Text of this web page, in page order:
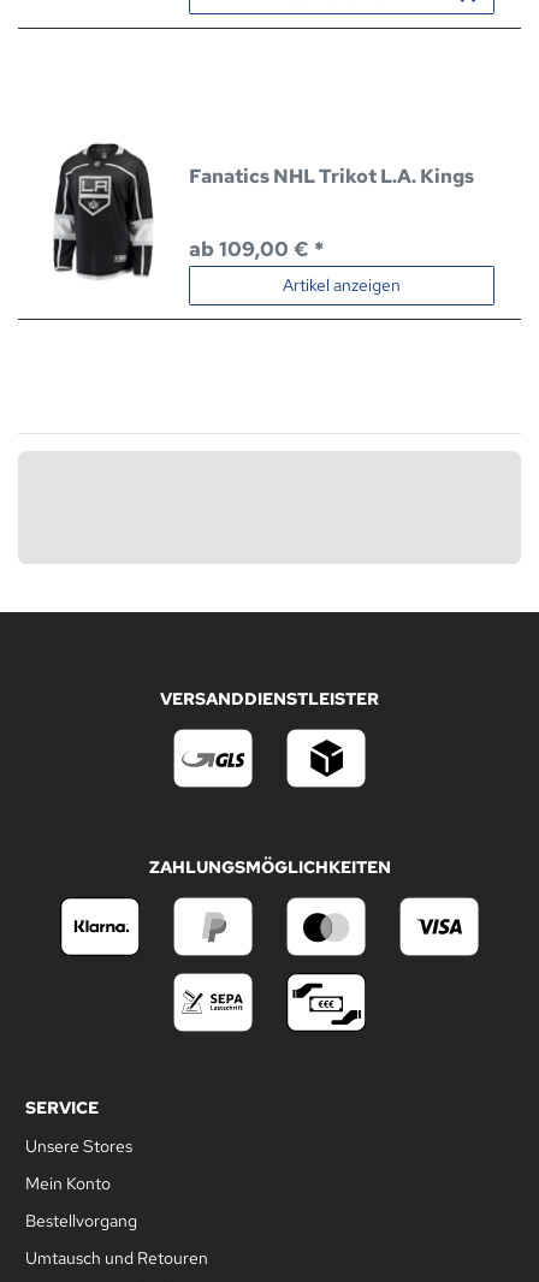
Fanatics NHL Trikot L.A. Kings
ab 109,00 € *
Artikel anzeigen
VERSANDDIENSTLEISTER
ZAHLUNGSMÖGLICHKEITEN
SERVICE
Unsere Stores
Mein Konto
Bestellvorgang
Umtausch und Retouren